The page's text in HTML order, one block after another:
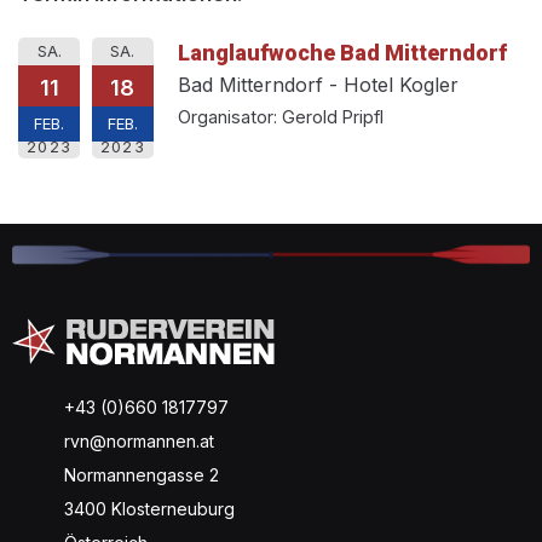
SA.
11
FEB.
2023
SA.
18
FEB.
2023
Langlaufwoche Bad Mitterndorf
Bad Mitterndorf - Hotel Kogler
Organisator: Gerold Pripfl
+43 (0)660 1817797
rvn@normannen.at
Normannengasse 2
3400 Klosterneuburg